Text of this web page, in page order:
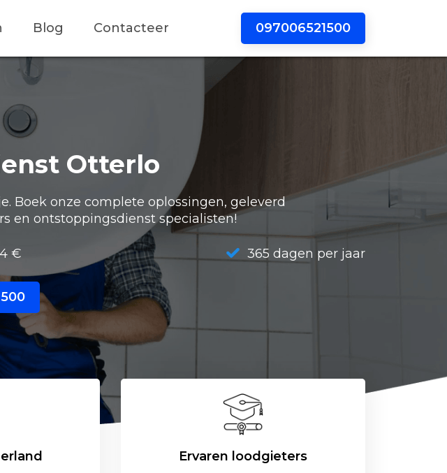
097006521500
Blog Contacteer
Otterlo
Boek onze complete oplossingen, geleverd
en ontstoppingsdienst specialisten!
€ 365 dagen per jaar
Ervaren loodgieters